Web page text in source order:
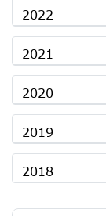
2022
2021
2020
2019
2018